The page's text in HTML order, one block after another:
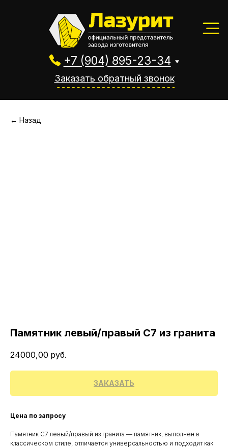
+7 (904) 895-23-34
Заказать обратный звонок
+7 (904) 895-23-34
Заказать обратный звонок
← Назад
Памятник левый/правый С7 из гранита
24000,00 руб.
ЗАКАЗАТЬ
Цена по запросу
Памятник С7 левый/правый из гранита — памятник, выполнен в
классическом стиле, отличается универсальностью и подходит как